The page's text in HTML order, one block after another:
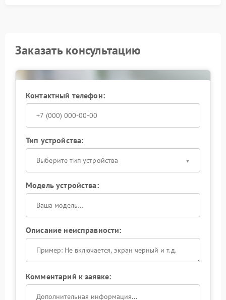
Заказать консультацию
Контактный телефон:
Тип устройства:
Выберите тип устройства
Модель устройства:
Описание неисправности:
Комментарий к заявке: